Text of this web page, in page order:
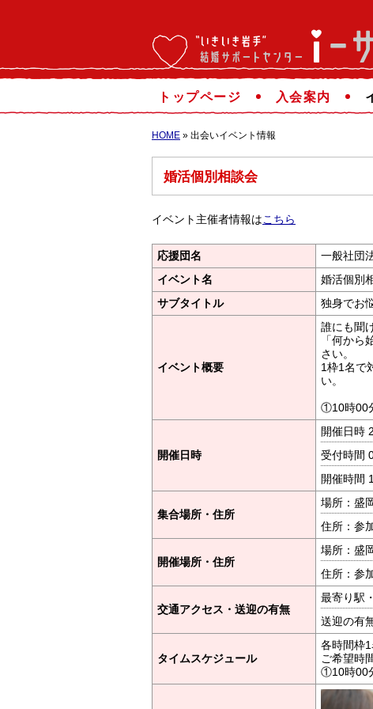
トップページ 入会案内
HOME » 出会いイベント情報
婚活個別相談会
イベント主催者情報はこちら
応援団名
一般社団
イベント名
婚活個別
サブタイトル
独身でお
イベント概要
誰にも聞
「何か
さい。
1枠1名で
い。
①10時00
開催日時
開催日時
受付時間
開催時間
集合場所・住所
場所：盛
住所：参
開催場所・住所
場所：盛
住所：参
交通アクセス・送迎の有無
最寄り駅
送迎の有
タイムスケジュール
各時間枠1
ご希望時
①10時00